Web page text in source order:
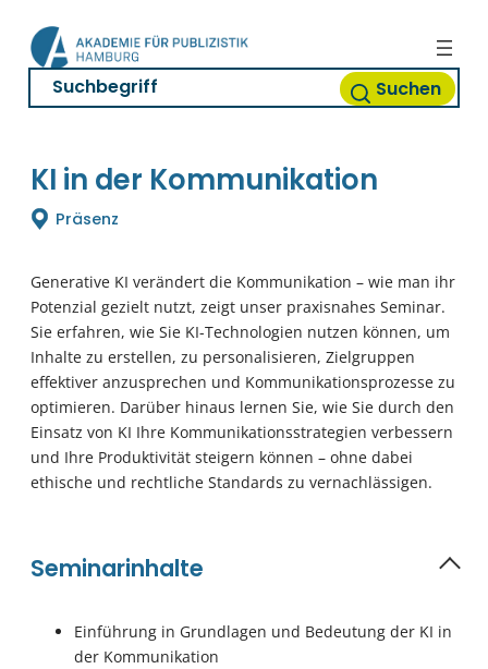
Inhalt
springen
Suchen
KI in der Kommunikation
Präsenz
Generative KI verändert die Kommunikation – wie man ihr
Potenzial gezielt nutzt, zeigt unser praxisnahes Seminar.
Sie erfahren, wie Sie KI-Technologien nutzen können, um
Inhalte zu erstellen, zu personalisieren, Zielgruppen
effektiver anzusprechen und Kommunikationsprozesse zu
optimieren. Darüber hinaus lernen Sie, wie Sie durch den
Einsatz von KI Ihre Kommunikationsstrategien verbessern
und Ihre Produktivität steigern können – ohne dabei
ethische und rechtliche Standards zu vernachlässigen.
Seminarinhalte
Einführung in Grundlagen und Bedeutung der KI in
der Kommunikation